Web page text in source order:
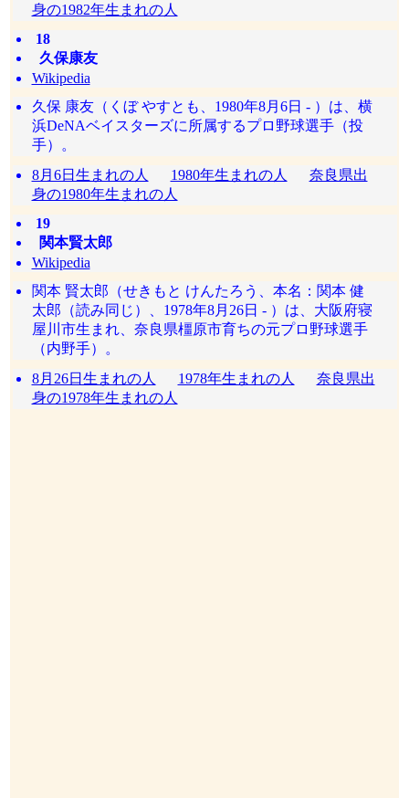
身の1982年生まれの人
18
久保康友
Wikipedia
久保 康友（くぼ やすとも、1980年8月6日 - ）は、横
浜DeNAベイスターズに所属するプロ野球選手（投
手）。
8月6日生まれの人
1980年生まれの人
奈良県出
身の1980年生まれの人
19
関本賢太郎
Wikipedia
関本 賢太郎（せきもと けんたろう、本名：関本 健
太郎（読み同じ）、1978年8月26日 - ）は、大阪府寝
屋川市生まれ、奈良県橿原市育ちの元プロ野球選手
（内野手）。
8月26日生まれの人
1978年生まれの人
奈良県出
身の1978年生まれの人